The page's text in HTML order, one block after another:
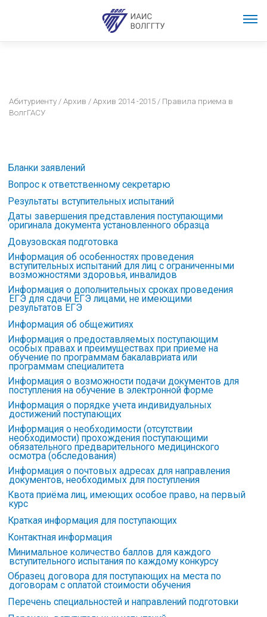
Абитуриенту /Архив /Архив 2014 -2015 / Правила приема в
ВолгГАСУ
Бланки заявлений
Вопрос к ответственному секретарю
Результаты вступительных испытаний
Даты завершения представления поступающими
оригинала документа установленного образца
Довузовская подготовка
Информация об особенностях проведения
вступительных испытаний для лиц с ограниченными
возможностями здоровья, инвалидов
Информация о дополнительных сроках проведения
ЕГЭ для сдачи ЕГЭ лицами, не имеющими
результатов ЕГЭ
Информация об общежитиях
Информация о предоставляемых поступающим
особых правах и преимуществах при приеме на
обучение по программам бакалавриата или
программам специалитета
Информация о возможности подачи документов для
поступления на обучение в электронной форме
Информация о порядке учета индивидуальных
достижений поступающих
Информация о необходимости (отсутствии
необходимости) прохождения поступающими
обязательного предварительного медицинского
осмотра (обследования)
Информация о почтовых адресах для направления
документов, необходимых для поступления
Квота приёма лиц, имеющих особое право, на первый
курс
Краткая информация для поступающих
Контактная информация
Минимальное количество баллов для каждого
вступительного испытания по каждому конкурсу
Образец договора для поступающих на места по
договорам с оплатой стоимости обучения
Перечень специальностей и направлений подготовки